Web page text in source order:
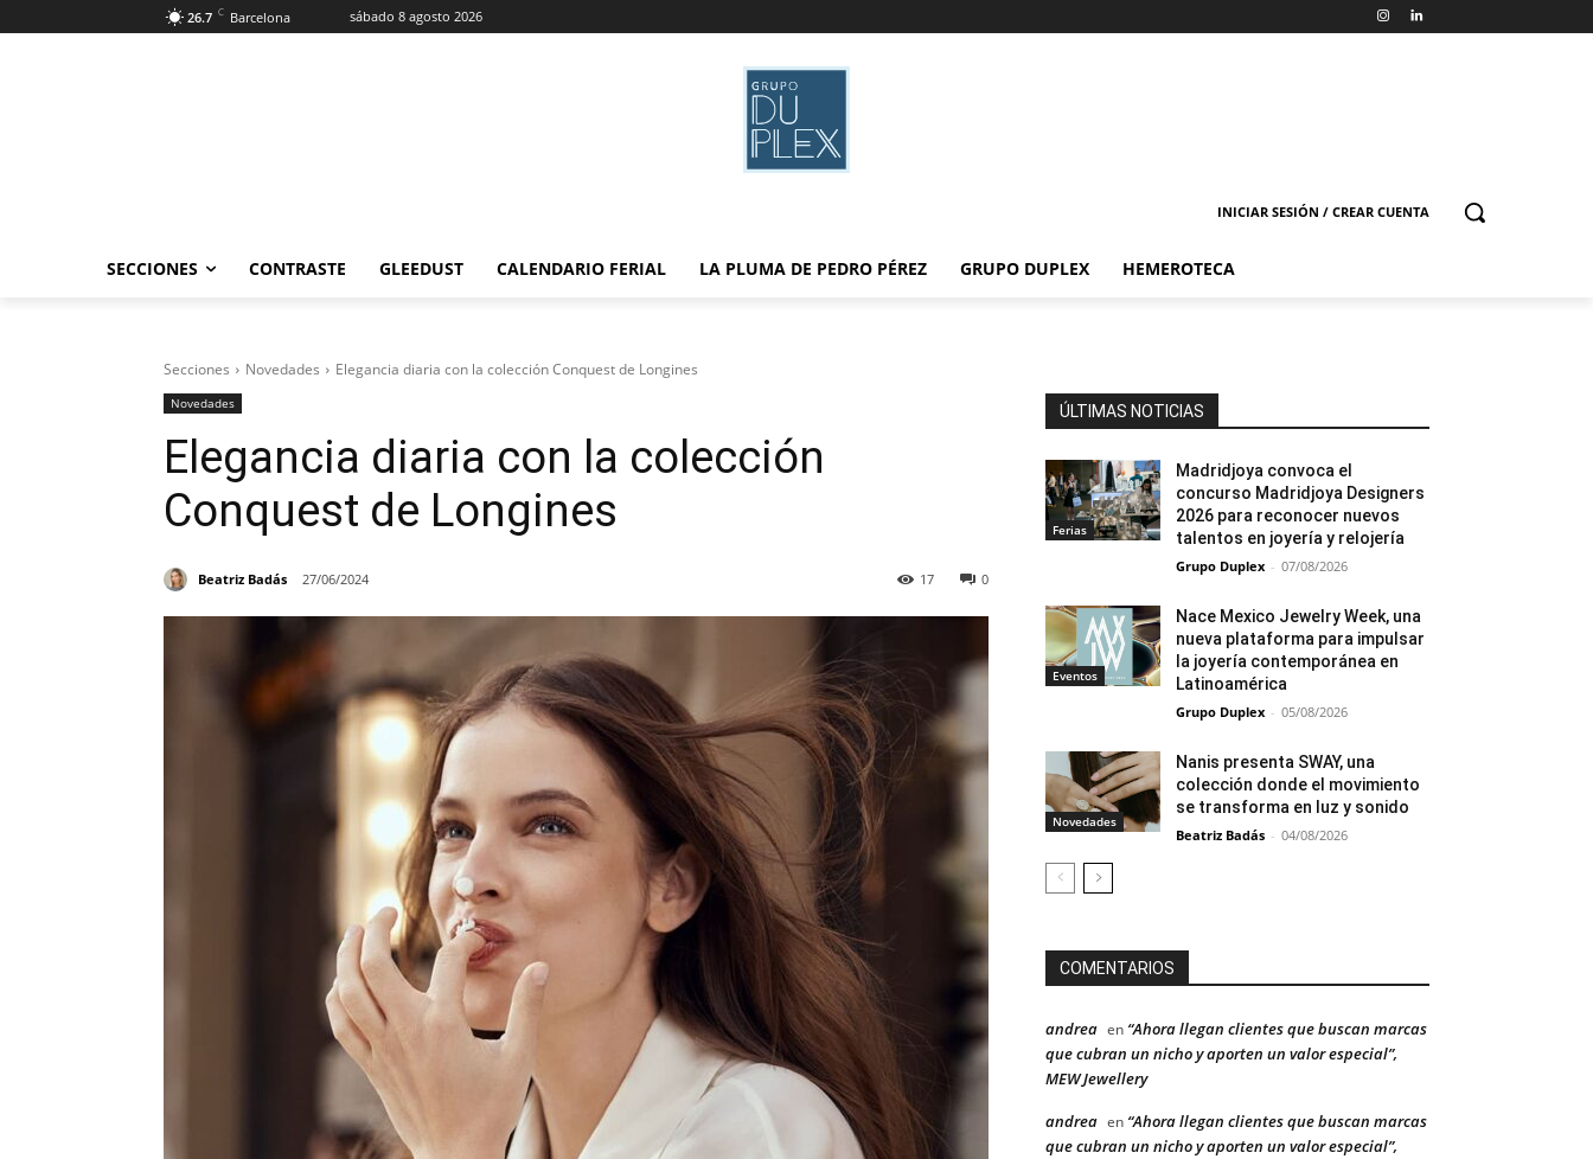
26.7 C Barcelona sábado 8 agosto 2026
INICIAR SESIÓN / CREAR CUENTA
SECCIONES CONTRASTE GLEEDUST CALENDARIO FERIAL LA PLUMA DE PEDRO PÉREZ GRUPO DUPLEX HEMEROTECA
Secciones Novedades Elegancia diaria con la colección Conquest de Longines
Novedades
Elegancia diaria con la colección
Conquest de Longines
Beatriz Badás 27/06/2024 0
17
ÚLTIMAS NOTICIAS
Ferias
Madridjoya convoca el
concurso Madridjoya Designers
2026 para reconocer nuevos
talentos en joyería y relojería
Grupo Duplex - 07/08/2026
Eventos
Nace Mexico Jewelry Week, una
nueva plataforma para impulsar
la joyería contemporánea en
Latinoamérica
Grupo Duplex - 05/08/2026
Novedades
Nanis presenta SWAY, una
colección donde el movimiento
se transforma en luz y sonido
Beatriz Badás - 04/08/2026
COMENTARIOS
andrea en “Ahora llegan clientes que buscan marcas
que cubran un nicho y aporten un valor especial”,
MEW Jewellery
andrea en “Ahora llegan clientes que buscan marcas
que cubran un nicho y aporten un valor especial”,